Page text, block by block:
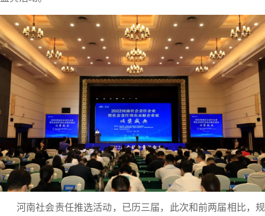
河南社会责任推选活动，已历三届，此次和前两届相比，规